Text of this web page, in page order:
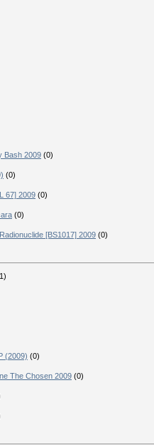
Bash 2009 (0)
(0)
67] 2009 (0)
(0)
[BS1017] 2009 (0)
(2009) (0)
The Chosen 2009 (0)